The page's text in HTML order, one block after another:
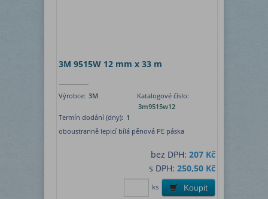
3M 9515W 12 mm x 33 m
Výrobce: 3M
Katalogové číslo:
3m9515w12
Termín dodání (dny): 1
oboustranně lepicí bílá pěnová PE páska
bez DPH:207 Kč
s DPH:250,50 Kč
Koupit
ks